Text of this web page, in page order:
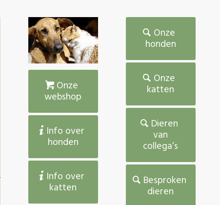
Onze
webshop
Info over
honden
Info over
katten
Onze
honden
Onze
katten
Dieren
van
collega’s
Besproken
dieren